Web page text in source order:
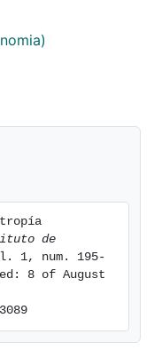
de
1, num. 195-
8 of August